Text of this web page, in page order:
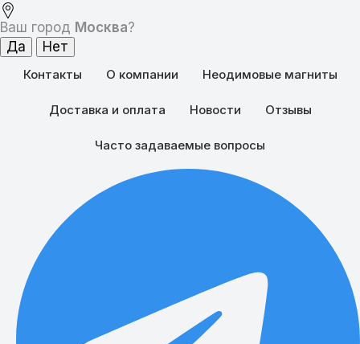
Ваш город Москва?
Контакты О компании Неодимовые магниты
Доставка и оплата Новости Отзывы
Часто задаваемые вопросы